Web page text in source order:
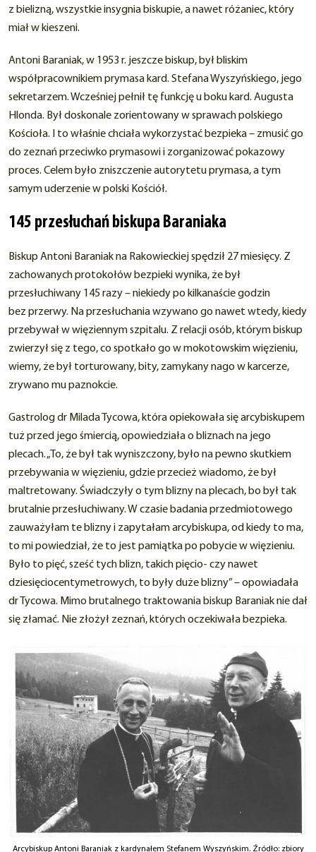
z bielizną, wszystkie insygnia biskupie, a nawet różaniec, który
miał w kieszeni.
Antoni Baraniak, w 1953 r. jeszcze biskup, był bliskim
współpracownikiem prymasa kard. Stefana Wyszyńskiego, jego
sekretarzem. Wcześniej pełnił tę funkcję u boku kard. Augusta
Hlonda. Był doskonale zorientowany w sprawach polskiego
Kościoła. I to właśnie chciała wykorzystać bezpieka – zmusić go
do zeznań przeciwko prymasowi i zorganizować pokazowy
proces. Celem było zniszczenie autorytetu prymasa, a tym
samym uderzenie w polski Kościół.
145 przesłuchań biskupa Baraniaka
Biskup Antoni Baraniak na Rakowieckiej spędził 27 miesięcy. Z
zachowanych protokołów bezpieki wynika, że był
przesłuchiwany 145 razy – niekiedy po kilkanaście godzin
bez przerwy. Na przesłuchania wzywano go nawet wtedy, kiedy
przebywał w więziennym szpitalu. Z relacji osób, którym biskup
zwierzył się z tego, co spotkało go w mokotowskim więzieniu,
wiemy, że był torturowany, bity, zamykany nago w karcerze,
zrywano mu paznokcie.
Gastrolog dr Milada Tycowa, która opiekowała się arcybiskupem
tuż przed jego śmiercią, opowiedziała o bliznach na jego
plecach. „To, że był tak wyniszczony, było na pewno skutkiem
przebywania w więzieniu, gdzie przecież wiadomo, że był
maltretowany. Świadczyły o tym blizny na plecach, bo był tak
brutalnie przesłuchiwany. W czasie badania przedmiotowego
zauważyłam te blizny i zapytałam arcybiskupa, od kiedy to ma,
to mi powiedział, że to jest pamiątka po pobycie w więzieniu.
Było to pięć, sześć tych blizn, takich pięcio- czy nawet
dziesięciocentymetrowych, to były duże blizny” – opowiadała
dr Tycowa. Mimo brutalnego traktowania biskup Baraniak nie dał
się złamać. Nie złożył zeznań, których oczekiwała bezpieka.
Arcybiskup Antoni Baraniak z kardynałem Stefanem Wyszyńskim. Źródło: zbiory